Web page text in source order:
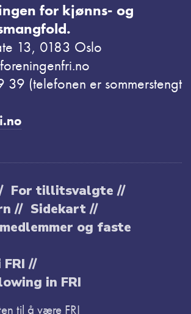
for kjønns- og
13, 0183 Oslo
39 (telefonen er sommerstengt
For tillitsvalgte //
// Sidekart //
og faste
//
in FRI
til å være FRI